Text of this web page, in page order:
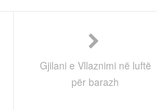
Gjilani e Vllaznimi në luftë
për barazh